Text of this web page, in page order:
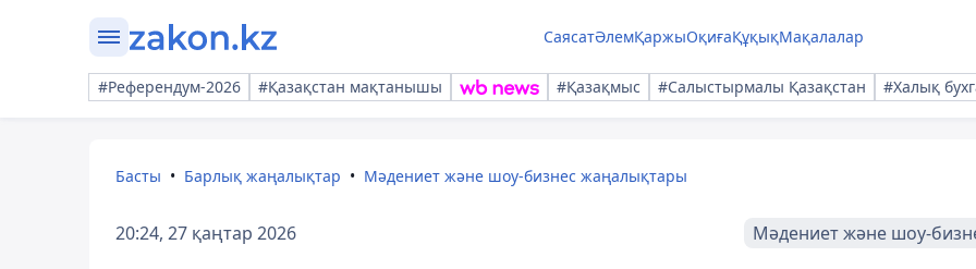
СаясатӘлемҚаржыОқиғаҚұқықМақалалар
#Референдум-2026 #Қазақстан мақтанышы #Қазақмыс #Салыстырмалы Қазақстан #Халық
Басты Барлық жаңалықтар Мәдениет және шоу-бизнес жаңалықтары
20:24, 27 қаңтар 2026 Мәдениет және шоу-